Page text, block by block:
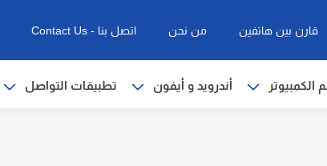
قارن بين هاتفين من نحن اتصل بنا - Contact Us
أندرويد و أيفون تطبيقات التواصل